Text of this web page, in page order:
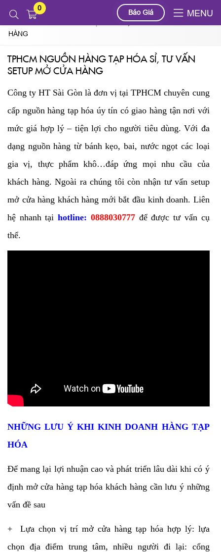
0
Báo Giá MENU
Tin tức
TPHCM NGUỒN HÀNG TẠP HÓA SỈ, TƯ VẤN SETUP MỞ CỬA
HÀNG
TPHCM NGUỒN HÀNG TẠP HÓA SỈ, TƯ VẤN
SETUP MỞ CỬA HÀNG
Công ty HT Sài Gòn là đơn vị tại TPHCM chuyên cung
cấp nguồn hàng tạp hóa úy tín có giao hàng tận nơi với
mức giá hợp lý – tiện lợi cho người tiêu dùng. Với đa
dạng nguồn hàng từ bánh kẹo, bai, nước ngọt các loại
gia vị, thực phẩm khô…đáp ứng mọi nhu cầu của
khách hàng. Ngoài ra chúng tôi còn nhận tư vấn setup
mở cửa hàng khách hàng mới bắt đầu kinh doanh. Liên
hệ nhanh tạihotline: 0888030777để được tư vấn cụ
thể.
NHỮNG LƯU Ý KHI KINH DOANH HÀNG TẠP
HÓA
Để mang lại lợi nhuận cao và phát triển lâu dài khi có ý
định mở cửa hàng tạp hóa khách hàng cần lưu ý những
vấn đề sau
+ Lựa chọn vị trí mở cửa hàng tạp hóa hợp lý: lựa
chọn địa điểm trung tâm, nhiều người đi lại: cổng